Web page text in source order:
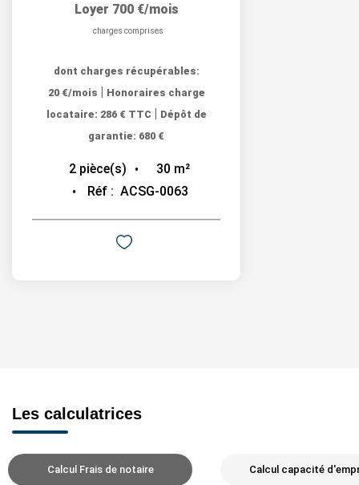
Loyer 700 €/mois
charges comprises
dont charges récupérables:
20 €/mois | Honoraires charge
locataire: 286 € TTC | Dépôt de
garantie: 680 €
2 pièce(s) 30 m²
Réf : ACSG-0063
Les calculatrices
Calcul Frais de notaire Calcul capacité